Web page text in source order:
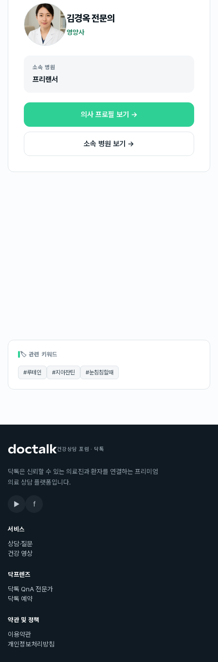
김경옥전문의
영양사
소속 병원
프리랜서
의사 프로필 보기 →
소속 병원 보기 →
🏷 관련 키워드
#루테인 #지아잔틴 #눈침침할때
건강상담 포럼 · 닥톡
닥톡은 신뢰할 수 있는 의료진과 환자를 연결하는 프리미엄
의료 상담 플랫폼입니다.
▶ f
서비스
상담·질문
건강 영상
닥프렌즈
닥톡 QnA 전문가
닥톡 예약
약관 및 정책
이용약관
개인정보처리방침